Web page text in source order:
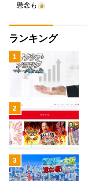
懸念も
ランキング
1
2
3